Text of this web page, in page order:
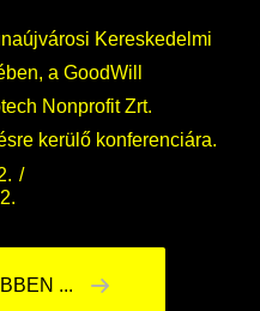
Kereskedelmi
a GoodWill
Nonprofit Zrt.
kerülő konferenciára.
...